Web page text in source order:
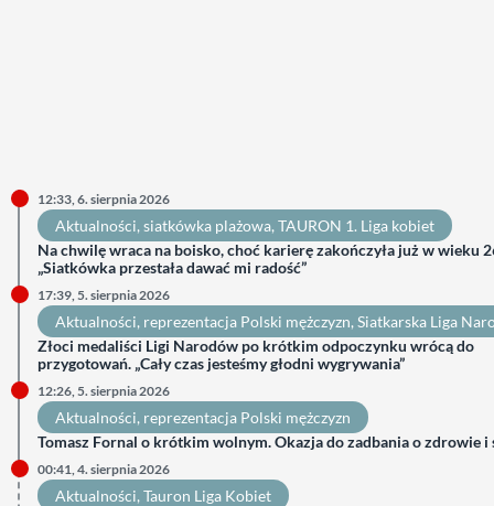
12:33, 6. sierpnia 2026
Aktualności, siatkówka plażowa, TAURON 1. Liga kobiet
Na chwilę wraca na boisko, choć karierę zakończyła już w wieku
„Siatkówka przestała dawać mi radość”
17:39, 5. sierpnia 2026
Aktualności, reprezentacja Polski mężczyzn, Siatkarska Liga
Złoci medaliści Ligi Narodów po krótkim odpoczynku wrócą do
przygotowań. „Cały czas jesteśmy głodni wygrywania”
12:26, 5. sierpnia 2026
Aktualności, reprezentacja Polski mężczyzn
Tomasz Fornal o krótkim wolnym. Okazja do zadbania o zdrowie i
00:41, 4. sierpnia 2026
Aktualności, Tauron Liga Kobiet